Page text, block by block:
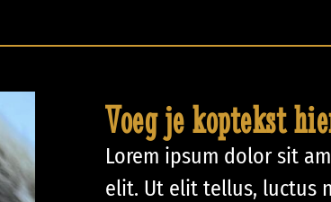
Voeg je koptekst
Lorem ipsum dolor sit
elit. Ut elit tellus, luctus